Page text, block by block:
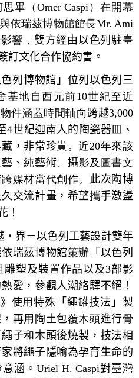
畢（ Omer Caspi ）在開幕
依瑞茲博物館館長Mr. Ami
響， 雙方經由以色列駐臺
訂文化合作協約書。
色列博物館」位列以色列三
基地自西元前10世紀至近
物件涵蓋時間軸向跨越3,000
4世紀迦南人的陶瓷器皿、
，非常珍貴。近20年來該
、純藝術、 攝影及圖書文
跨媒材當代創作。 此次陶博
交流計畫，希望攜手激盪
！
‧界－以色列工藝設計雙年
瑞茲博物館策辦 「 以色列
雕塑及裝置作品以及3部影
愛，參觀人潮絡驛不絕！
》使用特殊「繩罐技法」製
再用 陶土包覆木頭進行骨
子和木頭後燒製，技法相
將繩子隱喻為孕育生命的
涵。 Uriel H. Caspi對臺灣